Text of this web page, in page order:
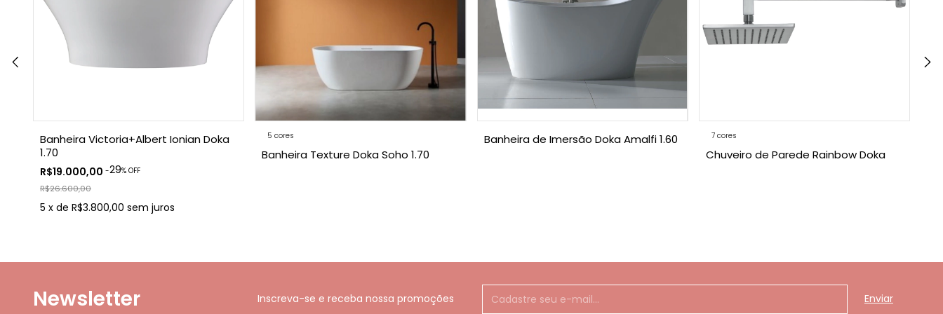
Banheira Victoria+Albert Ionian Doka
1.70
R$19.000,00 -29% OFF
R$26.600,00
5 x de R$3.800,00 sem juros
5 cores
Banheira Texture Doka Soho 1.70
Banheira de Imersão Doka Amalfi 1.60 7 cores
Chuveiro de Parede Rainbow Doka
Newsletter Inscreva-se e receba nossa promoções